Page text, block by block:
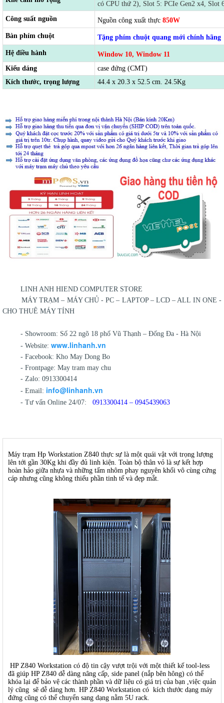
có CPU thứ 2), Slot 5: PCIe Gen2 x4, Slot
Công suất nguồn
Nguồn công xuất thực 850W
Bàn phím chuột Tặng phím chuột quang mới chính hãng
Hệ điều hành
Window 10, Window 11
Kiểu dáng
case đứng (CMT)
Kích thước, trọng lượng
44.4 x 20.3 x 52.5 cm. 24.5Kg
LINH ANH HIEND COMPUTER STORE
MÁY TRẠM – MÁY CHỦ - PC – LAPTOP – LCD – ALL IN ONE -
CHO THUÊ MÁY TÍNH
- Showroom: Số 22 ngõ 18 phố Vũ Thạnh – Đống Đa - Hà Nội
- Website: www.linhanh.vn
- Facebook: Kho May Dong Bo
- Frontpage: May tram may chu
- Zalo: 0913300414
- Email: info@linhanh.vn
- Tư vấn Online 24/07: 0913300414 – 0945439063
Máy trạm Hp Workstation Z840 thực sự là một quái vật với trọng lượng
lên tới gần 30Kg khi đầy đủ linh kiện. Toàn bộ thân vỏ là sự kết hợp
hoàn hảo giữa nhựa và những tấm nhôm phay nguyên khối vô cùng cứng
cáp nhưng cũng không thiếu phần tinh tế và đẹp mắt.
HP Z840 Workstation có độ tin cậy vượt trội với một thiết kế tool-less
đã giúp HP Z840 dễ dàng nâng cấp, side panel (nắp bên hông) có thể
khóa lại để bảo vệ các thành phần và dữ liệu có giá trị của bạn ,việc quản
lý cũng sẽ dễ dàng hơn. HP Z840 Workstation có kích thước dạng máy
đứng cũng có thể chuyển sang dạng nằm 5U rack.